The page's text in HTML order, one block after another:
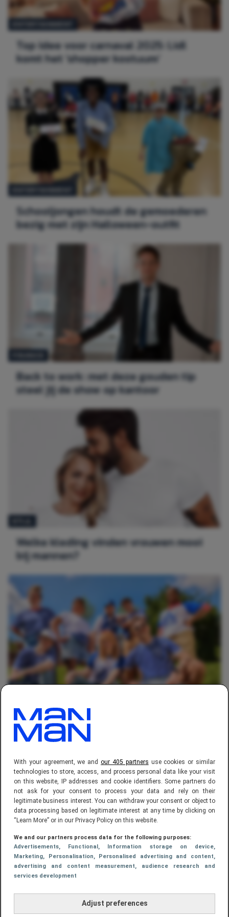
With your agreement, we andour 405 partners use cookies or similar
technologies to store, access, and process personal data like your visit
on this website, IP addresses and cookie identifiers. Some partners do
not ask for your consent to process your data and rely on their
legitimate business interest. You can withdraw your consent or object to
data processing based on legitimate interest at any time by clicking on
“Learn More” or in our Privacy Policy on this website.
We and our partners process data for the following purposes:
Advertisements, Functional, Information storage on device,
Marketing, Personalisation, Personalised advertising and content,
advertising and content measurement, audience research and
services development
Adjust preferences
Top idee voor carnaval 2025: Lidl
komt het ‘shopper kostuum’
Schooljongen houdt de gemoederen
bezig met zijn Halloween-outfit
Back to work: met deze gouden tip
steel jij de show op kantoor
Welke kleding vinden vrouwen mooi
bij mannen?
STIJL
ALDI komt met eigen fanwear
collectie: van sweaters tot
heuptasjes
STIJL
outfit voor een man